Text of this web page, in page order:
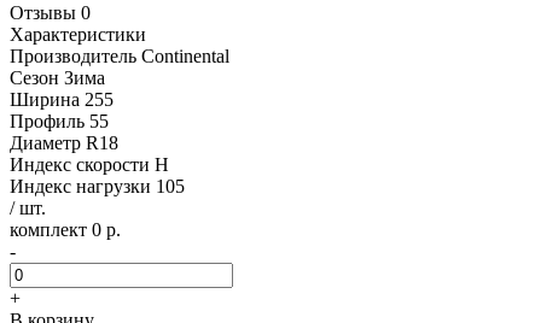
Отзывы 0
Характеристики
Производитель Continental
Сезон Зима
Ширина 255
Профиль 55
Диаметр R18
Индекс скорости H
Индекс нагрузки 105
/ шт.
комплект 0 р.
-
+